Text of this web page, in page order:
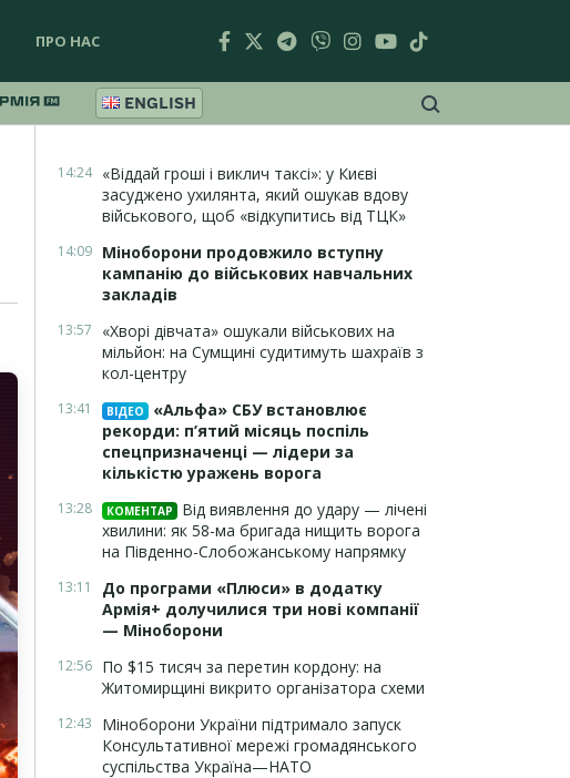
ПРО НАС
ENGLISH
14:24 «Віддай гроші і виклич таксі»: у Києві
засуджено ухилянта, який ошукав вдову
військового, щоб «відкупитись від ТЦК»
14:09 Міноборони продовжило вступну
кампанію до військових навчальних
закладів
13:57
«Хворі дівчата» ошукали військових на
мільйон: на Сумщині судитимуть шахраїв з
кол-центру
13:41 ВІДЕО
«Альфа» СБУ встановлює
рекорди: п’ятий місяць поспіль
спецпризначенці — лідери за
кількістю уражень ворога
13:28 КОМЕНТАР
Від виявлення до удару — лічені
хвилини: як 58-ма бригада нищить ворога
на Південно-Слобожанському напрямку
13:11
До програми «Плюси» в додатку
Армія+ долучилися три нові компанії
— Міноборони
12:56 По $15 тисяч за перетин кордону: на
Житомирщині викрито організатора схеми
12:43
Міноборони України підтримало запуск
Консультативної мережі громадянського
суспільства Україна—НАТО